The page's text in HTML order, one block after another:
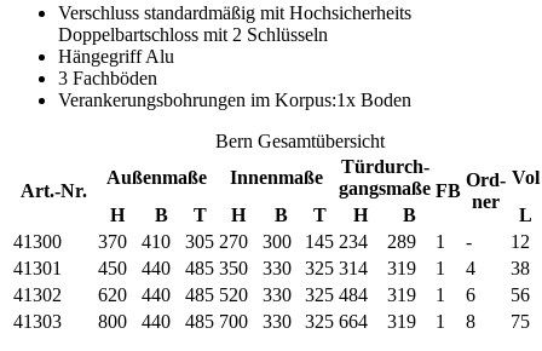
Verschluss standardmäßig mit Hochsicherheits
Doppelbartschloss mit 2 Schlüsseln
Hängegriff Alu
3 Fachböden
Verankerungsbohrungen im Korpus:1x Boden
Bern Gesamtübersicht
Art.-Nr.
Außenmaße Innenmaße
Türdurch-
gangsmaße FB
Ord-
ner
Vol
H
B T H B T H B
L
41300
370 410 305 270 300 145 234 289 1 -
12
41301
450 440 485 350 330 325 314 319 1 4
38
41302
620 440 485 520 330 325 484 319 1 6
56
41303
800 440 485 700 330 325 664 319 1 8 75